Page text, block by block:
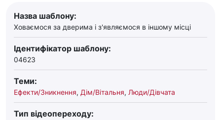
Назва шаблону:
Ховаємося за дверима і з'являємося в іншому місці
Ідентифікатор шаблону:
04623
Теми:
Ефекти/Зникнення, Дім/Вітальня, Люди/Дівчата
Тип відеопереходу: